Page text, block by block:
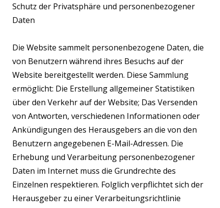
Schutz der Privatsphäre und personenbezogener
Daten
Die Website sammelt personenbezogene Daten, die
von Benutzern während ihres Besuchs auf der
Website bereitgestellt werden. Diese Sammlung
ermöglicht: Die Erstellung allgemeiner Statistiken
über den Verkehr auf der Website; Das Versenden
von Antworten, verschiedenen Informationen oder
Ankündigungen des Herausgebers an die von den
Benutzern angegebenen E-Mail-Adressen. Die
Erhebung und Verarbeitung personenbezogener
Daten im Internet muss die Grundrechte des
Einzelnen respektieren. Folglich verpflichtet sich der
Herausgeber zu einer Verarbeitungsrichtlinie